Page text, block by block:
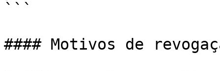
```
#### Motivos de